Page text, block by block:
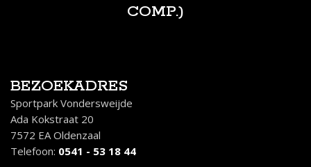
COMP.)
BEZOEKADRES
Sportpark Vondersweijde
Ada Kokstraat 20
7572 EA Oldenzaal
Telefoon: 0541 - 53 18 44